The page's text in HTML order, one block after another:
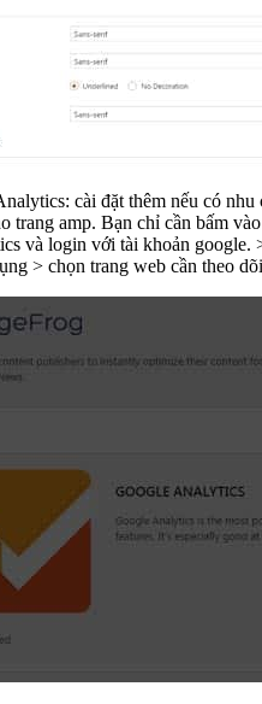
cài đặt thêm nếu có nhu
trang amp. Bạn chỉ cần bấm
và login với tài khoản google.
> chọn trang web cần theo